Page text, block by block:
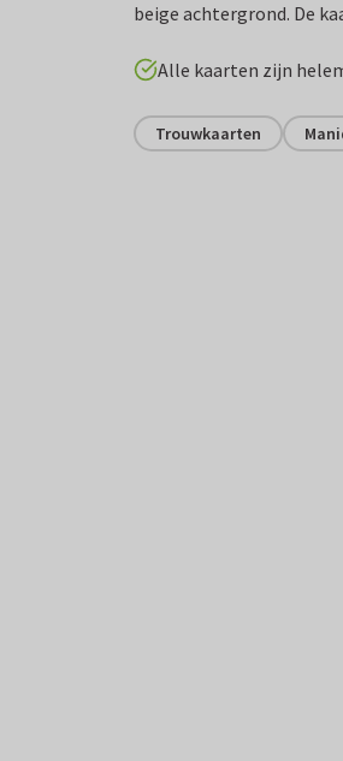
beige achtergrond. De
Alle kaarten zijn
Trouwkaarten